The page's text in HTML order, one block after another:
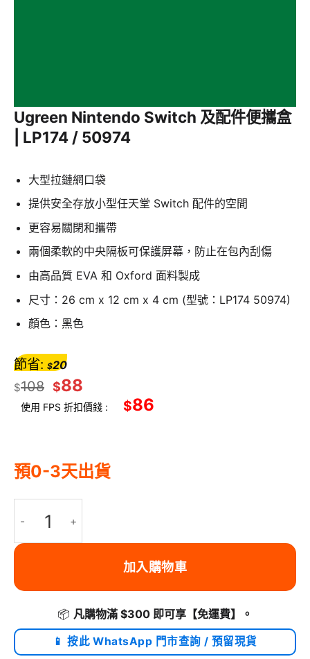
Ugreen Nintendo Switch 及配件便攜盒
| LP174 / 50974
大型拉鏈網口袋
提供安全存放小型任天堂 Switch 配件的空間
更容易關閉和攜帶
兩個柔軟的中央隔板可保護屏幕，防止在包內刮傷
由高品質 EVA 和 Oxford 面料製成
尺寸：26 cm x 12 cm x 4 cm (型號：LP174 50974)
顏色：黑色
$108 $88
節省: $20
使用 FPS 折扣價錢 : $86
預0-3天出貨
加入購物車
📦 凡購物滿 $300 即可享 【免運費】 。
📱 按此 WhatsApp 門市查詢 / 預留現貨